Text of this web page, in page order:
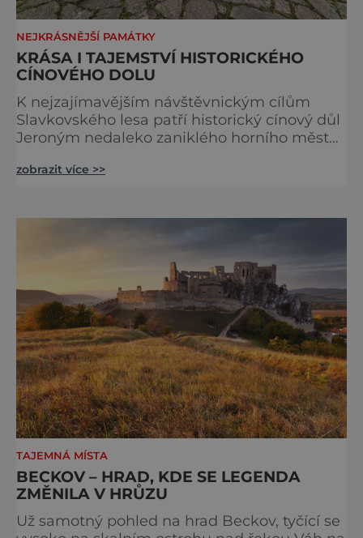
NEJKRÁSNĚJŠÍ PAMÁTKY
KRÁSA I TAJEMSTVÍ HISTORICKÉHO
CÍNOVÉHO DOLU
K nejzajímavějším návštěvnickým cílům
Slavkovského lesa patří historický cínový důl
Jeroným nedaleko zaniklého horního města
středověku. Národní kulturní památka je
poměrně konkrétní představu o namáhavé
ids="91631,91630,91632,91633,91634,91635,9
zobrazit více >>
TAJEMNÁ MÍSTA
BECKOV – HRAD, KDE SE LEGENDA
ZMĚNILA V HRŮZU
Už samotný pohled na hrad Beckov, tyčící se